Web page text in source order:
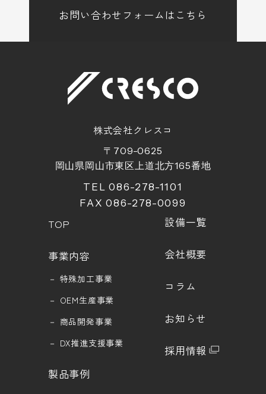
お問い合わせフォームはこちら
株式会社クレスコ
〒709-0625
岡山県岡山市東区上道北方165番地
TEL 086-278-1101
FAX 086-278-0099
TOP
事業内容
－ 特殊加工事業
－ OEM生産事業
－ 商品開発事業
－ DX推進支援事業
製品事例
設備一覧
会社概要
コラム
お知らせ
採用情報